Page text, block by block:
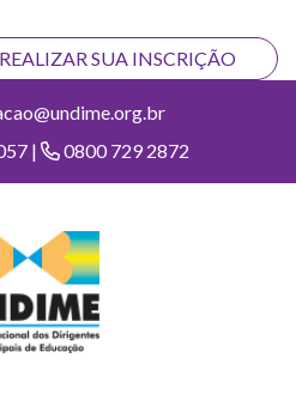
SUA INSCRIÇÃO
|
0800 729 2872